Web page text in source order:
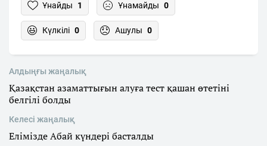
Ұнайды 1 Ұнамайды 0
Күлкілі 0 Ашулы 0
Алдыңғы жаңалық
Қазақстан азаматтығын алуға тест қашан өтетіні
белгілі болды
Келесі жаңалық
Елімізде Абай күндері басталды